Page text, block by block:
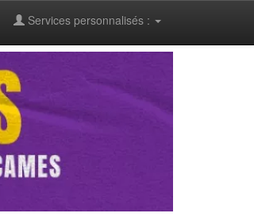
Services personnalisés :